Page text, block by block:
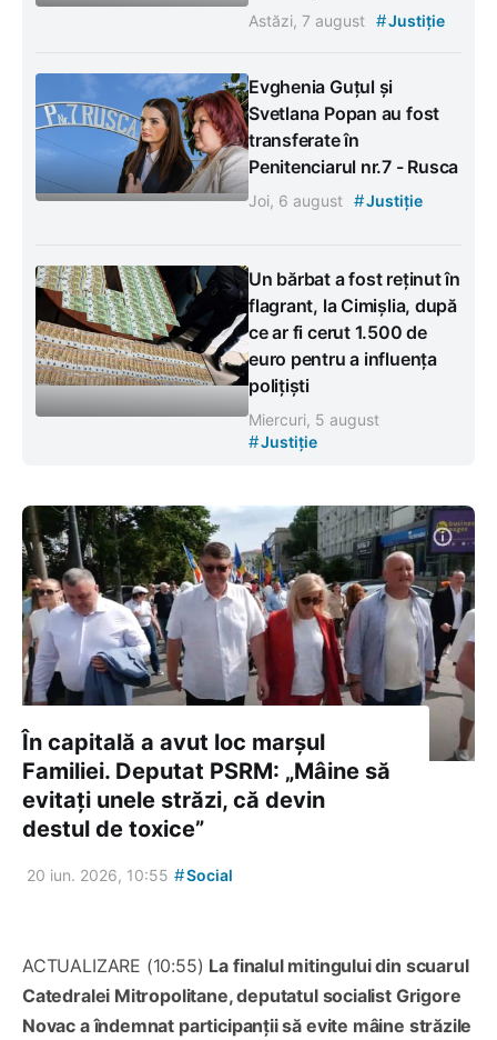
Astăzi, 7 august #Justiție
Evghenia Guțul și
Svetlana Popan au fost
transferate în
Penitenciarul nr.7 - Rusca
Joi, 6 august #Justiție
Un bărbat a fost reținut în
flagrant, la Cimișlia, după
ce ar fi cerut 1.500 de
euro pentru a influența
polițiști
Miercuri, 5 august
#Justiție
În capitală a avut loc marșul
Familiei. Deputat PSRM: „Mâine să
evitați unele străzi, că devin
destul de toxice”
20 iun. 2026, 10:55 #Social
ACTUALIZARE (10:55) La finalul mitingului din scuarul
Catedralei Mitropolitane, deputatul socialist Grigore
Novac a îndemnat participanții să evite mâine străzile